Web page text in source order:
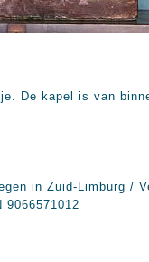
De kapel is van
in Zuid-Limburg /
9066571012